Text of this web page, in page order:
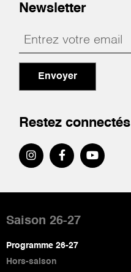
Newsletter
Envoyer
Restez connectés
de
page
Saison 26-27
Programme 26-27
Hors-saison